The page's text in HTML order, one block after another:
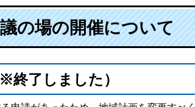
の場の開催について
終了しました）